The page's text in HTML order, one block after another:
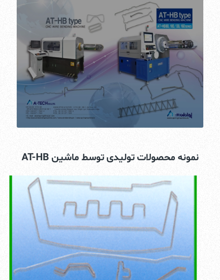
نمونه محصولات تولیدی توسط ماشین AT-HB